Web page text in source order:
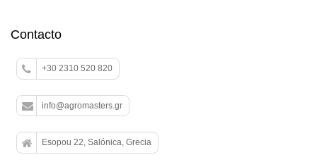
Contacto
+30 2310 520 820
info@agromasters.gr
Esopou 22, Salónica, Grecia